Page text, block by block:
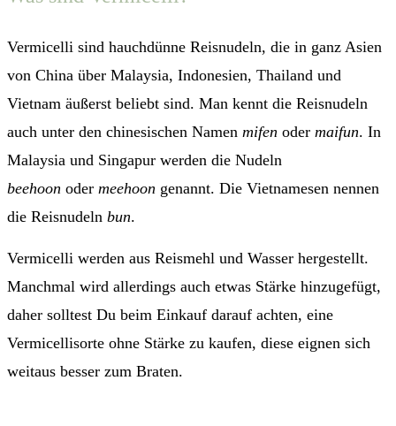
Vermicelli sind hauchdünne Reisnudeln, die in ganz Asien
von China über Malaysia, Indonesien, Thailand und
Vietnam äußerst beliebt sind. Man kennt die Reisnudeln
auch unter den chinesischen Namen mifen oder maifun. In
Malaysia und Singapur werden die Nudeln
beehoon oder meehoon genannt. Die Vietnamesen nennen
die Reisnudeln bun.
Vermicelli werden aus Reismehl und Wasser hergestellt.
Manchmal wird allerdings auch etwas Stärke hinzugefügt,
daher solltest Du beim Einkauf darauf achten, eine
Vermicellisorte ohne Stärke zu kaufen, diese eignen sich
weitaus besser zum Braten.